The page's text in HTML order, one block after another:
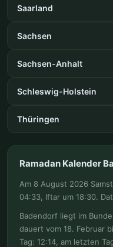
Saarland
Sachsen
Sachsen-Anhalt
Schleswig-Holstein
Thüringen
Ramadan Kalender
Am 8 August 2026
04:33, Iftar um 18:30.
Badendorf liegt im
dauert vom 18. Februar
Tag: 12:14, am letzten